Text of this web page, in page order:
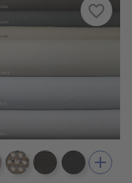
DD4080 MARBRE
DD4090 MARBRE
DD4220DD4470
add
favorite_border